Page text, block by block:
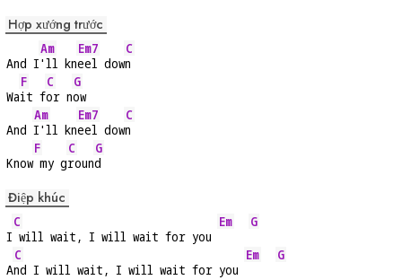
Hợp xướng trước
And I
Am
'll kn
Em7
eel dow
C
n
Wa
F
it f
C
or n
G
ow
And
Am
I'll kn
Em7
eel dow
C
n
Know
F
my g
C
roun
G
d
Điệp khúc
I
C
will wait, I will wait for you
Em G
A
C
nd I will wait, I will wait for you
Em G